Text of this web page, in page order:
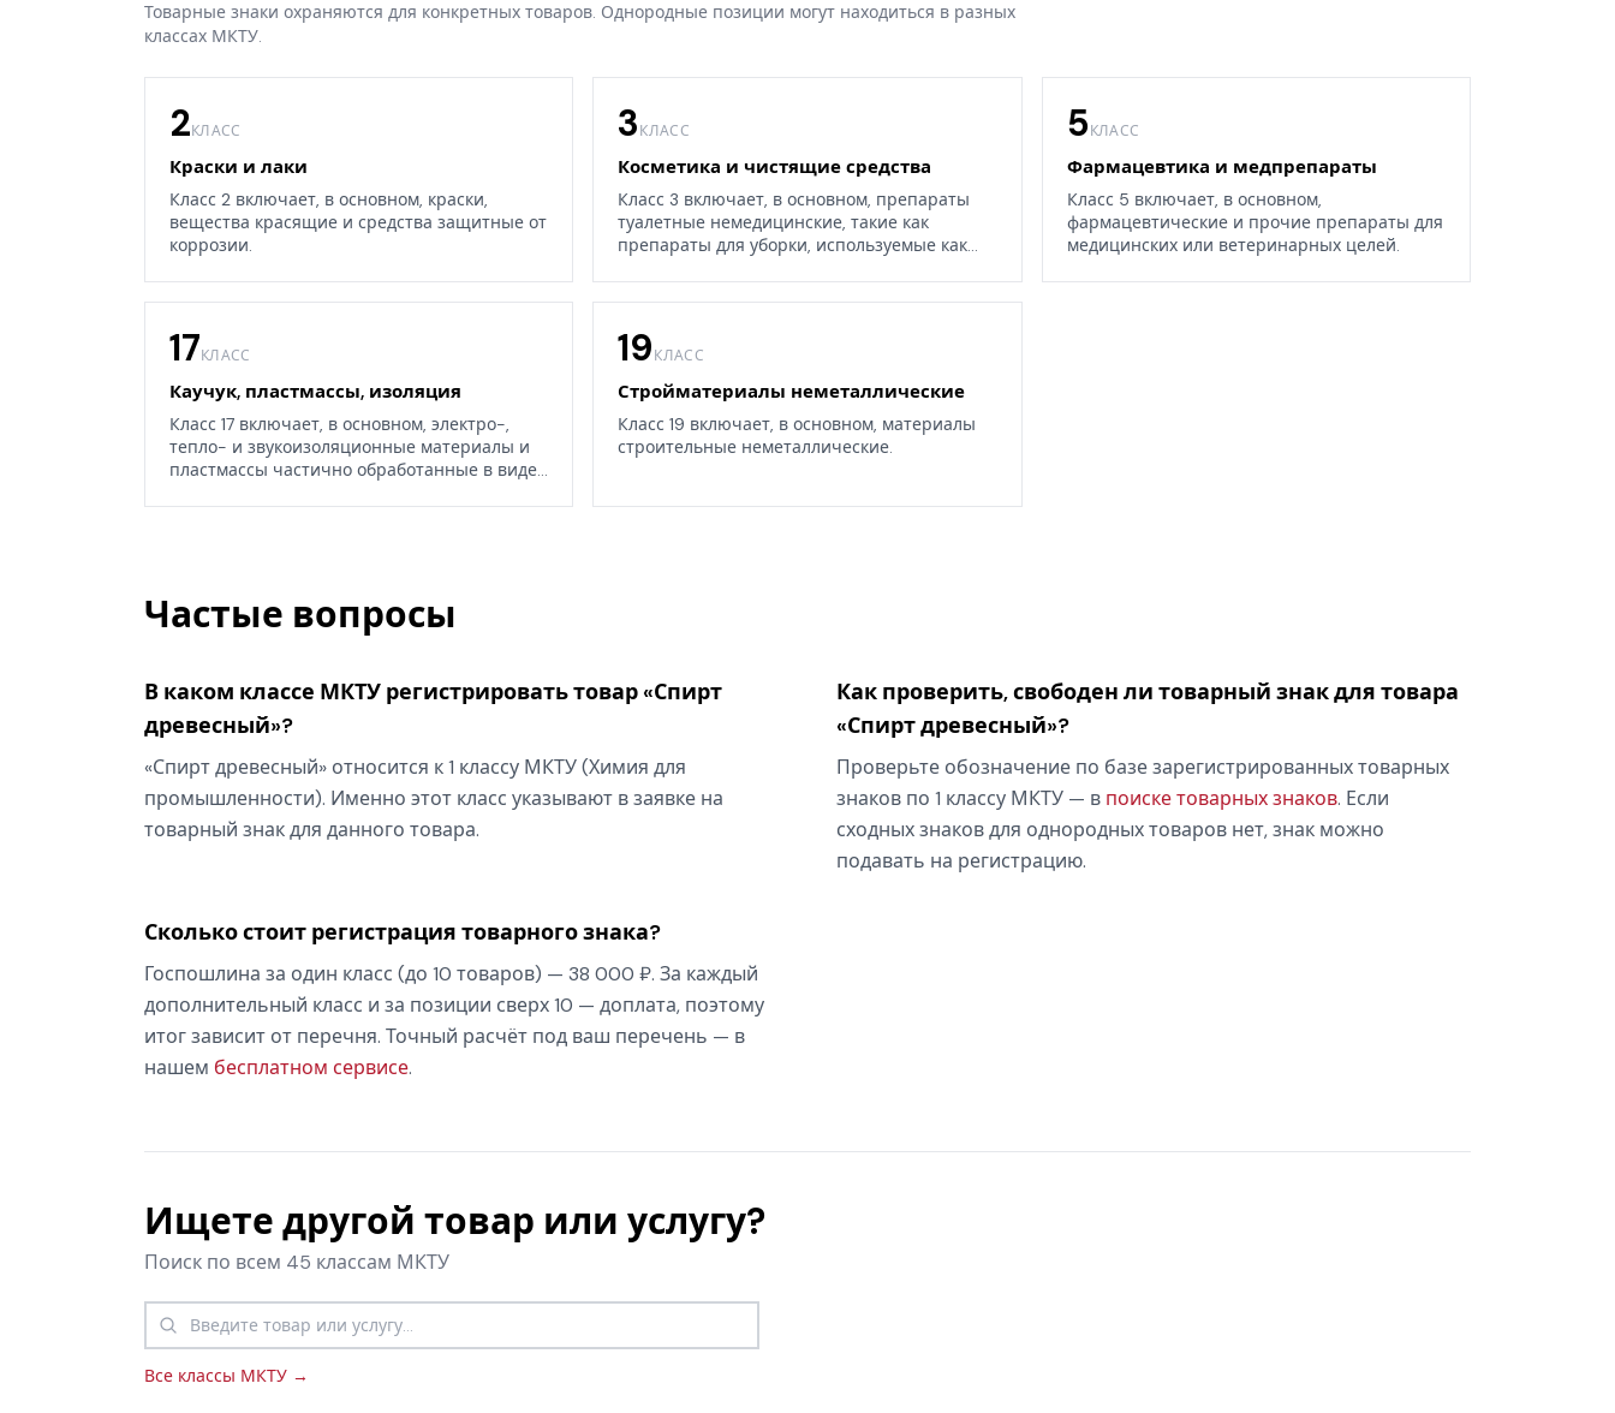
Товарные знаки охраняются для конкретных товаров. Однородные позиции могут находиться в разных
классах МКТУ.
2КЛАСС
Краски и лаки
Класс 2 включает, в основном, краски,
вещества красящие и средства защитные от
коррозии.
3КЛАСС
Косметика и чистящие средства
Класс 3 включает, в основном, препараты
туалетные немедицинские, такие как
препараты для уборки, используемые как
5КЛАСС
Фармацевтика и медпрепараты
Класс 5 включает, в основном,
фармацевтические и прочие препараты для
медицинских или ветеринарных целей.
17КЛАСС
Каучук, пластмассы, изоляция
Класс 17 включает, в основном, электро-,
тепло- и звукоизоляционные материалы и
пластмассы частично обработанные в виде
19КЛАСС
Стройматериалы неметаллические
Класс 19 включает, в основном, материалы
строительные неметаллические.
Частые вопросы
В каком классе МКТУ регистрировать товар «Спирт
древесный»?
«Спирт древесный» относится к 1 классу МКТУ (Химия для
промышленности). Именно этот класс указывают в заявке на
товарный знак для данного товара.
Как проверить, свободен ли товарный знак для товара
«Спирт древесный»?
Проверьте обозначение по базе зарегистрированных товарных
знаков по 1 классу МКТУ — в поиске товарных знаков. Если
сходных знаков для однородных товаров нет, знак можно
подавать на регистрацию.
Сколько стоит регистрация товарного знака?
Госпошлина за один класс (до 10 товаров) — 38 000 ₽. За каждый
дополнительный класс и за позиции сверх 10 — доплата, поэтому
итог зависит от перечня. Точный расчёт под ваш перечень — в
нашем бесплатном сервисе.
Ищете другой товар или услугу?
Поиск по всем 45 классам МКТУ
Все классы МКТУ →